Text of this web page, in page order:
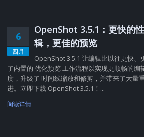
6
四月
OpenShot 3.5.1：更快的
辑，更佳的预览
OpenShot 3.5.1 让编辑比以往更快、
了内置的 优化预览 工作流程以实现更顺畅的编
度，升级了 时间线缩放和修剪，并带来了大量
进。立即下载 OpenShot 3.5.1！...
阅读详情